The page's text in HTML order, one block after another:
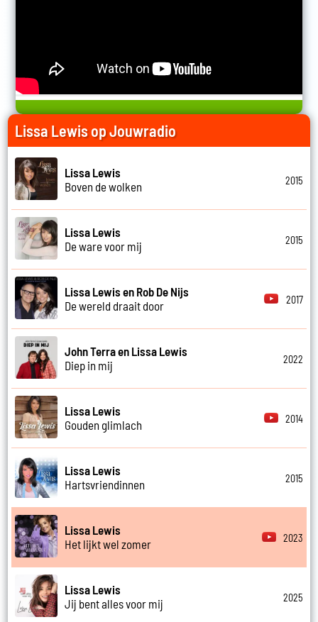
Lissa Lewis op Jouwradio
Lissa Lewis
Boven de wolken
2015
Lissa Lewis
De ware voor mij
2015
Lissa Lewis en Rob De Nijs
De wereld draait door
2017
John Terra en Lissa Lewis
Diep in mij
2022
Lissa Lewis
Gouden glimlach
2014
Lissa Lewis
Hartsvriendinnen
2015
Lissa Lewis
Het lijkt wel zomer
2023
Lissa Lewis
Jij bent alles voor mij
2025